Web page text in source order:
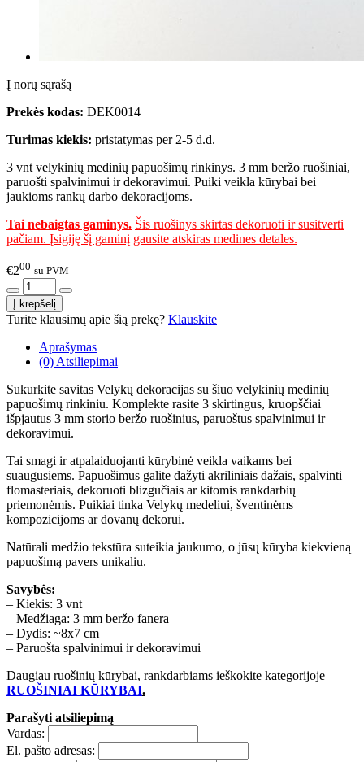
Į norų sąrašą
Prekės kodas: DEK0014
Turimas kiekis: pristatymas per 2-5 d.d.
3 vnt velykinių medinių papuošimų rinkinys. 3 mm beržo ruošiniai,
paruošti spalvinimui ir dekoravimui. Puiki veikla kūrybai bei
jaukioms rankų darbo dekoracijoms.
Tai nebaigtas gaminys. Šis ruošinys skirtas dekoruoti ir susitverti
pačiam. Įsigiję šį gaminį gausite atskiras medines detales.
€200 su PVM
Turite klausimų apie šią prekę? Klauskite
Aprašymas
(0) Atsiliepimai
Sukurkite savitas Velykų dekoracijas su šiuo velykinių medinių
papuošimų rinkiniu. Komplekte rasite 3 skirtingus, kruopščiai
išpjautus 3 mm storio beržo ruošinius, paruoštus spalvinimui ir
dekoravimui.
Tai smagi ir atpalaiduojanti kūrybinė veikla vaikams bei
suaugusiems. Papuošimus galite dažyti akriliniais dažais, spalvinti
flomasteriais, dekoruoti blizgučiais ar kitomis rankdarbių
priemonėmis. Puikiai tinka Velykų medeliui, šventinėms
kompozicijoms ar dovanų dekorui.
Natūrali medžio tekstūra suteikia jaukumo, o jūsų kūryba kiekvieną
papuošimą pavers unikaliu.
Savybės:
– Kiekis: 3 vnt
– Medžiaga: 3 mm beržo fanera
– Dydis: ~8x7 cm
– Paruošta spalvinimui ir dekoravimui
Daugiau ruošinių kūrybai, rankdarbiams ieškokite kategorijoje
RUOŠINIAI KŪRYBAI.
Parašyti atsiliepimą
Vardas:
El. pašto adresas: